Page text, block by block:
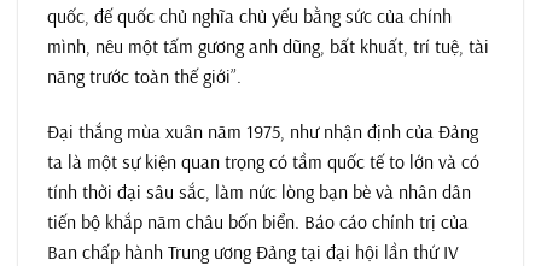
quốc, đế quốc chủ nghĩa chủ yếu bằng sức của chính
mình, nêu một tấm gương anh dũng, bất khuất, trí tuệ, tài
năng trước toàn thế giới”.
Đại thắng mùa xuân năm 1975, như nhận định của Đảng
ta là một sự kiện quan trọng có tầm quốc tế to lớn và có
tính thời đại sâu sắc, làm nức lòng bạn bè và nhân dân
tiến bộ khắp năm châu bốn biển. Báo cáo chính trị của
Ban chấp hành Trung ương Đảng tại đại hội lần thứ IV